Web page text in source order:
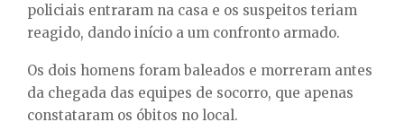
policiais entraram na casa e os suspeitos teriam
reagido, dando início a um confronto armado.
Os dois homens foram baleados e morreram antes
da chegada das equipes de socorro, que apenas
constataram os óbitos no local.